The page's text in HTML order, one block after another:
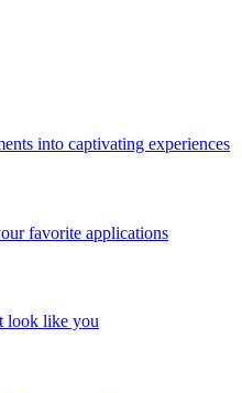
into captivating experiences
favorite applications
look like you